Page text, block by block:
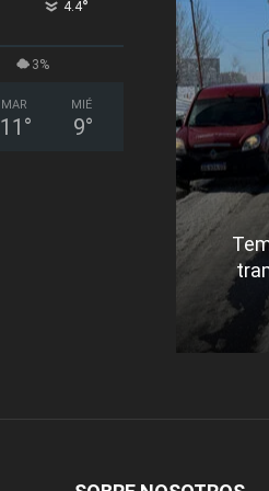
4.4°
3%
MAR
11 °
MIÉ
9°